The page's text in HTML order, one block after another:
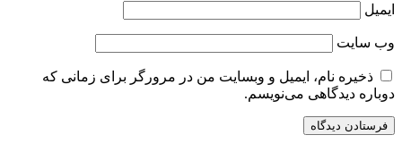
ایمیل
وب‌ سایت
ذخیره نام، ایمیل و وبسایت من در مرورگر برای زمانی که
دوباره دیدگاهی می‌نویسم.